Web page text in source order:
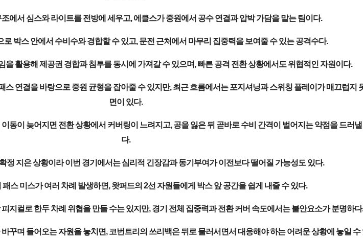
조에서 심스와 라이트를 전방에 세우고, 에클스가 중원에서 공수 연결과 압박 가담을 맡는 팀이다.
로 박스 안에서 수비수와 경합할 수 있고, 문전 근처에서 마무리 집중력을 보여줄 수 있는 공격수다.
을 활용해 제공권 경합과 침투를 동시에 가져갈 수 있으며, 빠른 공격 전환 상황에서도 위협적인 자원이다.
스 연결을 바탕으로 중원 균형을 잡아줄 수 있지만, 최근 흐름에서는 포지셔닝과 스위칭 플레이가 매끄럽지
면이 있다.
동이 늦어지면 전환 상황에서 커버링이 느려지고, 공을 잃은 뒤 곧바로 수비 간격이 벌어지는 약점을 드러낼
다.
정 지은 상황이라 이번 경기에서는 심리적 긴장감과 동기부여가 이전보다 떨어질 가능성도 있다.
패스 미스가 여러 차례 발생하면, 왓퍼드의 2선 자원들에게 박스 앞 공간을 쉽게 내줄 수 있다.
지컬로 한두 차례 위협을 만들 수는 있지만, 경기 전체 집중력과 전환 커버 속도에서는 불안요소가 분명하다.
꾸며 들어오는 자원을 놓치면, 코번트리의 쓰리백은 뒤로 물러서면서 대응해야 하는 어려운 상황에 놓일 수